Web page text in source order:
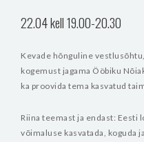
22.04 kell 19.00-20.30
Kevade hõnguline
kogemust jagama Ööbiku
ka proovida tema kasvatud
Riina teemast ja endast: Eesti
võimaluse kasvatada, koguda